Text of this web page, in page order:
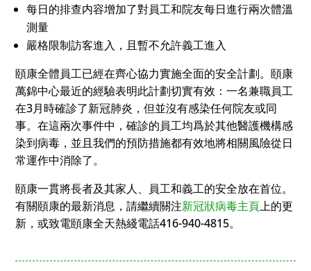
每日的排查内容增加了對員工和院友每日進行兩次體溫
測量
嚴格限制訪客進入，且暫不允許義工進入
頤康全體員工已經在齊心協力實施全面的安全計劃。頤康
萬錦中心最近的經驗表明此計劃切實有效：一名兼職員工
在3月時確診了新冠肺炎，但並沒有感染任何院友或同
事。在這兩次事件中，確診的員工均爲於其他醫護機構感
染到病毒，並且我們的預防措施都有效地將相關風險從日
常運作中消除了。
頤康一貫將長者及其家人、員工和義工的安全放在首位。
有關頤康的最新消息，請繼續關注新冠狀病毒主頁上的更
新，或致電頤康全天熱綫電話416-940-4815。